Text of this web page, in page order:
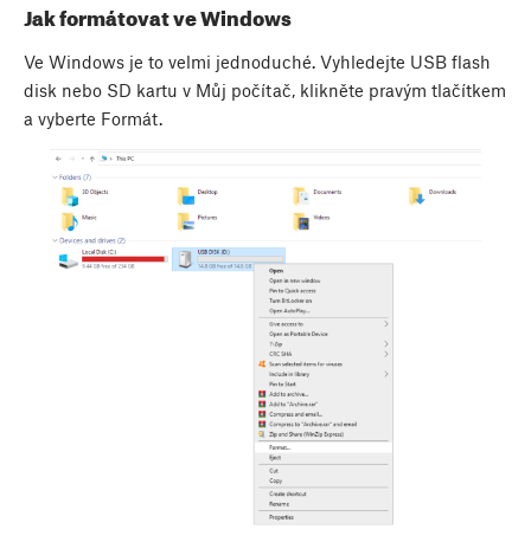
Jak formátovat ve Windows
Ve Windows je to velmi jednoduché. Vyhledejte USB flash
disk nebo SD kartu v Můj počítač, klikněte pravým tlačítkem
a vyberte Formát.